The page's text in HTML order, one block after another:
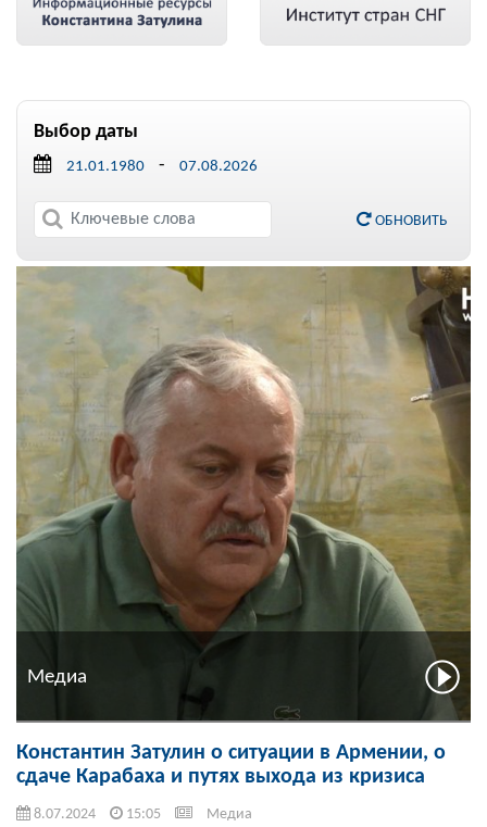
Выбор даты
-
ОБНОВИТЬ
Медиа
Константин Затулин о ситуации в Армении, о
сдаче Карабаха и путях выхода из кризиса
8.07.2024 15:05 Медиа